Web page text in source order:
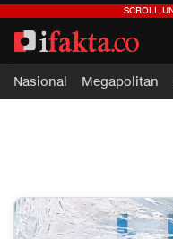
ifakta.co
#pastibenar
Nasional Megapolitan